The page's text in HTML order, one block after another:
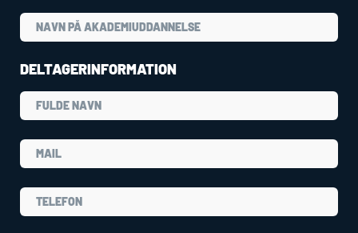
DELTAGERINFORMATION